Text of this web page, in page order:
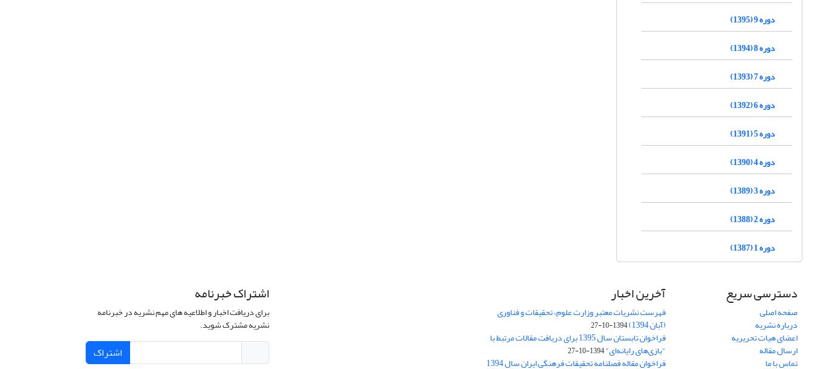
دوره 9 (1395)
دوره 8 (1394)
دوره 7 (1393)
دوره 6 (1392)
دوره 5 (1391)
دوره 4 (1390)
دوره 3 (1389)
دوره 2 (1388)
دوره 1 (1387)
دسترسی سریع
صفحه اصلی
درباره نشریه
اعضای هیات تحریریه
ارسال مقاله
تماس با ما
آخرین اخبار
فهرست نشریات معتبر وزارت علوم، تحقیقات و فناوری
(آبان 1394) 1394-10-27
فراخوان تابستان سال 1395 برای دریافت مقالات مرتبط با
"بازی‌های رایانه‌ای"1394-10-27
فراخوان مقاله فصلنامه تحقیقات فرهنگی ایران سال 1394
اشتراک خبرنامه
برای دریافت اخبار و اطلاعیه های مهم نشریه در خبرنامه
نشریه مشترک شوید.
اشتراک